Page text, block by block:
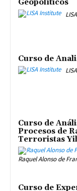
Geopolíticos
Curso de
Curso de
Procesos de
Terroristas
Raquel Alonso de
Curso de